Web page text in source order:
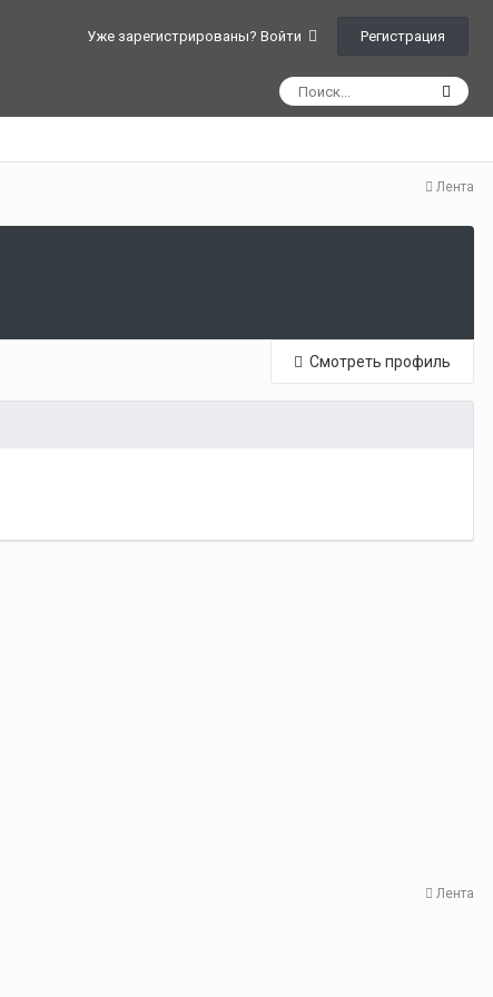
Уже зарегистрированы? Войти Регистрация
Лента
Смотреть профиль
Лента